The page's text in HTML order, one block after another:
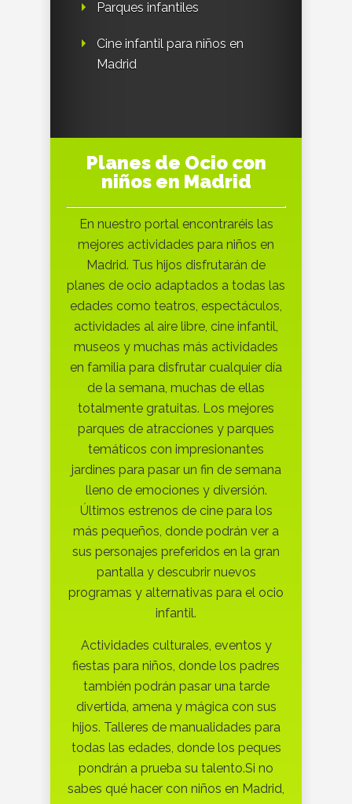
Parques infantiles
Cine infantil para niños en
Madrid
Planes de Ocio con
niños en Madrid
En nuestro portal encontraréis las
mejores actividades para niños en
Madrid. Tus hijos disfrutarán de
planes de ocio adaptados a todas las
edades como teatros, espectáculos,
actividades al aire libre, cine infantil,
museos y muchas más actividades
en familia para disfrutar cualquier día
de la semana, muchas de ellas
totalmente gratuitas. Los mejores
parques de atracciones y parques
temáticos con impresionantes
jardines para pasar un fin de semana
lleno de emociones y diversión.
Últimos estrenos de cine para los
más pequeños, donde podrán ver a
sus personajes preferidos en la gran
pantalla y descubrir nuevos
programas y alternativas para el ocio
infantil.
Actividades culturales, eventos y
fiestas para niños, donde los padres
también podrán pasar una tarde
divertida, amena y mágica con sus
hijos. Talleres de manualidades para
todas las edades, donde los peques
pondrán a prueba su talento.Si no
sabes qué hacer con niños en Madrid,